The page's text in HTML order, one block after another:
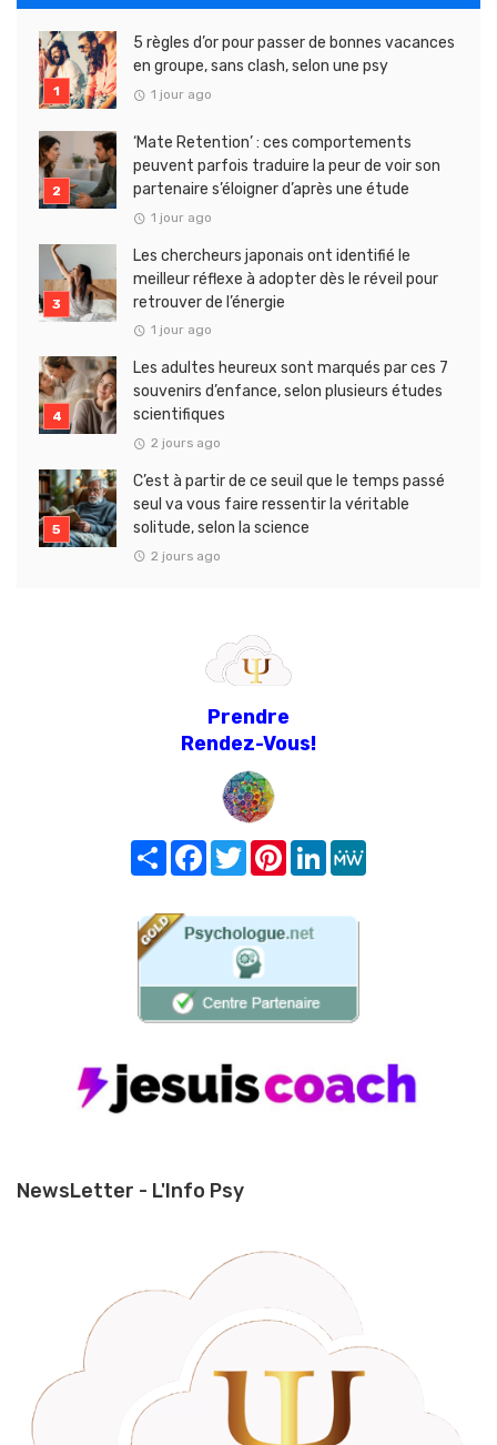
5 règles d’or pour passer de bonnes vacances
en groupe, sans clash, selon une psy
1 jour ago
‘Mate Retention’ : ces comportements
peuvent parfois traduire la peur de voir son
partenaire s’éloigner d’après une étude
1 jour ago
Les chercheurs japonais ont identifié le
meilleur réflexe à adopter dès le réveil pour
retrouver de l’énergie
1 jour ago
Les adultes heureux sont marqués par ces 7
souvenirs d’enfance, selon plusieurs études
scientifiques
2 jours ago
C’est à partir de ce seuil que le temps passé
seul va vous faire ressentir la véritable
solitude, selon la science
2 jours ago
Prendre
Rendez-Vous!
Share FacebookTwitterPinterest
LinkedIn
NewsLetter - L'Info Psy